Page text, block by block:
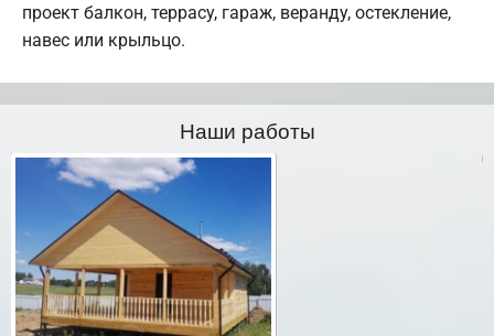
проект балкон, террасу, гараж, веранду, остекление,
навес или крыльцо.
Наши работы